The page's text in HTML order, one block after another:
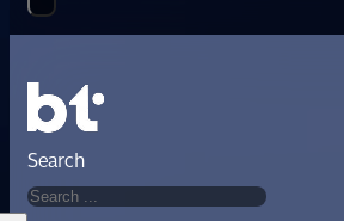
Search